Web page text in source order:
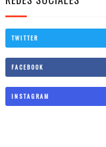
TWITTER
FACEBOOK
INSTAGRAM